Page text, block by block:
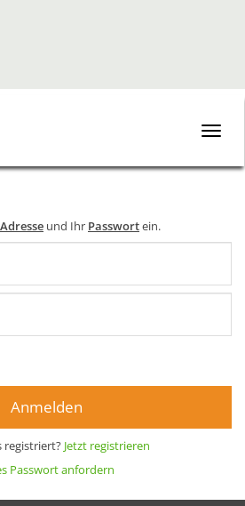
Toggle
und Ihr Passwortein.
Anmelden
registriert? Jetzt registrieren
Passwort anfordern